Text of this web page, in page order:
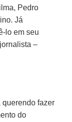
Pedro
Já
lo em seu
–
querendo fazer
do